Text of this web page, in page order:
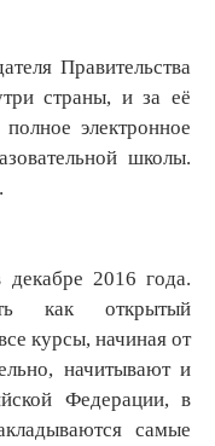
Правительства
страны, и за её
электронное
школы.
.
2016 года.
как открытый
курсы, начиная от
начитывают и
Федерации, в
самые